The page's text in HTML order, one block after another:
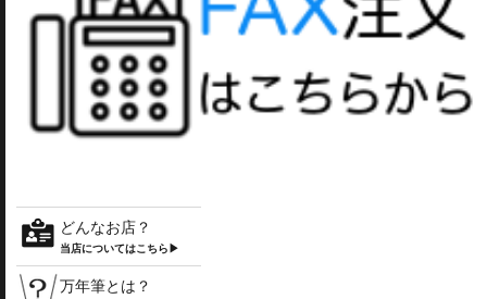
どんなお店？
当店についてはこちら▶
万年筆とは？